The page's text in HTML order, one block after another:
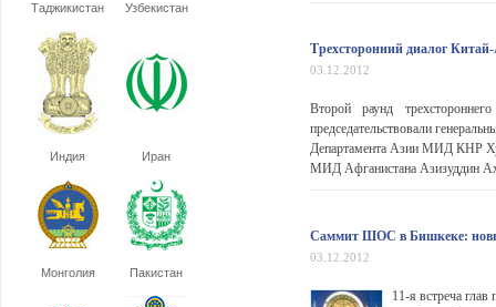
Таджикистан Узбекистан
Индия Иран
Монголия Пакистан
Трехсторонний диалог
03.12.2012
Второй раунд
председательствовали
Департамента Азии МИД КНР
МИД Афганистана Азизуддин
Саммит ШОС в Бишкеке:
03.12.2012
11-я встреча глав